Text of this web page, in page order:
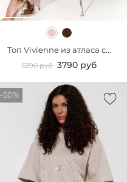
Топ Vivienne из атласа с...
5390 руб 3790 руб
-50%